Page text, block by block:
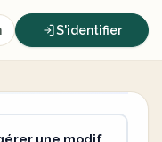
S'identifier